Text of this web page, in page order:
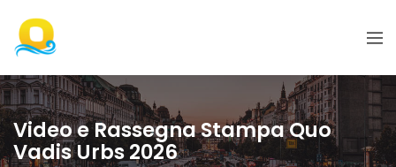
Video e Rassegna Stampa Quo
Vadis Urbs 2026